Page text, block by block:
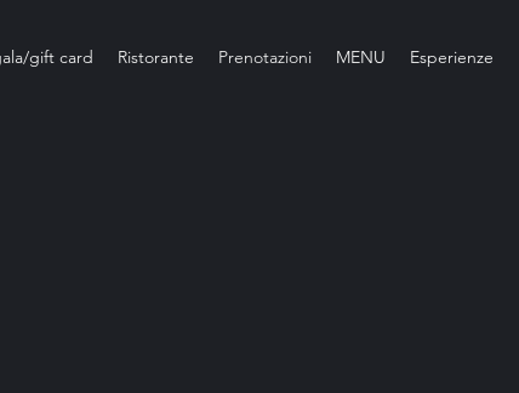
gift card Ristorante Prenotazioni MENU Esperienze